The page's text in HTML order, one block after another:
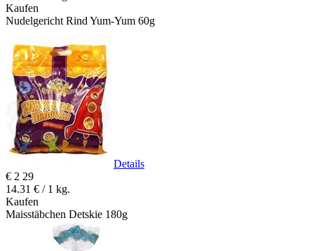
Kaufen
Nudelgericht Rind Yum-Yum 60g
Details
€ 2 29
14.31 € / 1 kg.
Kaufen
Maisstäbchen Detskie 180g